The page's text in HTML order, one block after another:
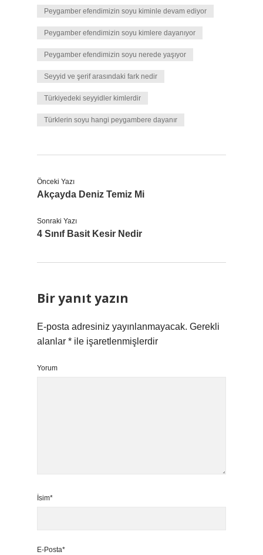
Peygamber efendimizin soyu kiminle devam ediyor
Peygamber efendimizin soyu kimlere dayanıyor
Peygamber efendimizin soyu nerede yaşıyor
Seyyid ve şerif arasındaki fark nedir
Türkiyedeki seyyidler kimlerdir
Türklerin soyu hangi peygambere dayanır
Önceki Yazı
Akçayda Deniz Temiz Mi
Sonraki Yazı
4 Sınıf Basit Kesir Nedir
Bir yanıt yazın
E-posta adresiniz yayınlanmayacak. Gerekli
alanlar * ile işaretlenmişlerdir
Yorum
İsim*
E-Posta*